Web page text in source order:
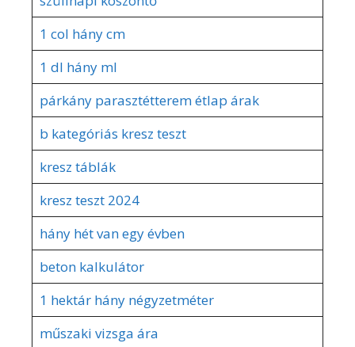
1 col hány cm
1 dl hány ml
párkány parasztétterem étlap árak
b kategóriás kresz teszt
kresz táblák
kresz teszt 2024
hány hét van egy évben
beton kalkulátor
1 hektár hány négyzetméter
műszaki vizsga ára